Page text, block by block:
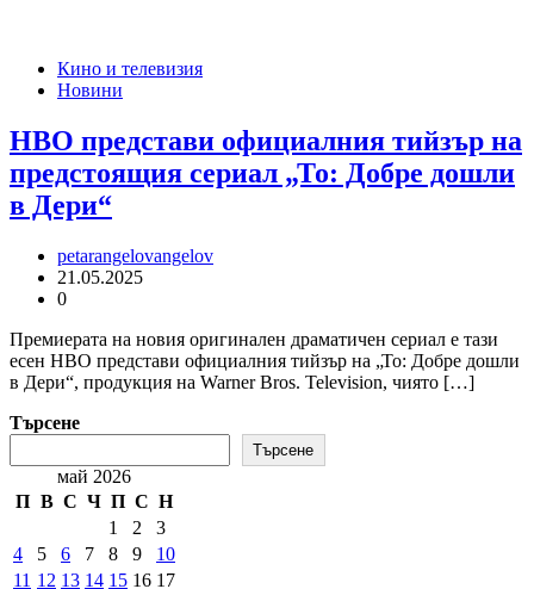
Кино и телевизия
Новини
HBO представи официалния тийзър на
предстоящия сериал „То: Добре дошли
в Дери“
petarangelovangelov
21.05.2025
0
Премиерата на новия оригинален драматичен сериал е тази
есен HBO представи официалния тийзър на „То: Добре дошли
в Дери“, продукция на Warner Bros. Television, чиято […]
Търсене
Търсене
май 2026
П В С Ч П С Н
1
2
3
4
5 6 7 8 9
10
11 12 13 14 15 16 17